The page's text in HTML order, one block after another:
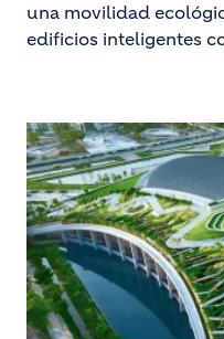
una movilidad
edificios inteligentes